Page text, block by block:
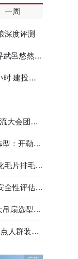
一周
深度评测
“高价密码”
保民生用水
体一等奖
服务优势解析
肠避坑指南
制哪家靠谱？
选型指南
“安全哨”